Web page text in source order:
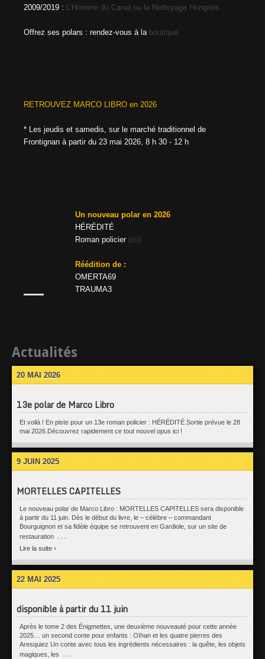
2009/2019 : L'Homme du Canal ou le Nettoyage Hongrois
Offrez ses polars : rendez-vous à la boutique.
RETROUVEZ MARCO LIBRO en 2026
* Les jeudis et samedis, sur le marché traditionnel de
Frontignan à partir du 23 mai 2026, 8 h 30 - 12 h
Un nouveau polar en 2026
HÉRÉDITÉ
Roman policier (ici)
Réédition de :
OMERTA69
TRAUMA3
Actualités
20 MAI 2026
13e polar de Marco Libro
Et voilà ! En piste pour un 13e roman policier : HÉRÉDITÉ.Sortie prévue le 28
mai 2026.Découvrez rapidement ce tout nouvel opus ici !
9 JUIN 2025
MORTELLES CAPITELLES
Le nouveau polar de Marco Libro : MORTELLES CAPITELLES sera disponible
à partir du 11 juin. Dès le début du livre, le – célèbre – commandant
Bourguignon et sa fidèle équipe se retrouvent en Gardiole, sur un site de
restauration …
Lire la suite ›
22 MAI 2025
disponible à partir du 11 juin
Après le tome 2 des Énigmettes, une deuxième nouveauté pour cette année
2025… un second conte pour enfants : Oïhan et les quatre pierres des
Aresquiez Un conte avec tous les ingrédients nécessaires : la quête, les objets
magiques, les
…